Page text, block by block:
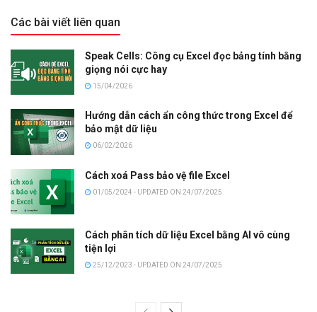
Các bài viết liên quan
Speak Cells: Công cụ Excel đọc bảng tính bằng
giọng nói cực hay
15/04/2026
Hướng dẫn cách ẩn công thức trong Excel để
bảo mật dữ liệu
06/02/2026
Cách xoá Pass bảo vệ file Excel
01/05/2024 - UPDATED ON 24/07/2025
Cách phân tích dữ liệu Excel bằng AI vô cùng
tiện lợi
25/12/2023 - UPDATED ON 24/07/2025